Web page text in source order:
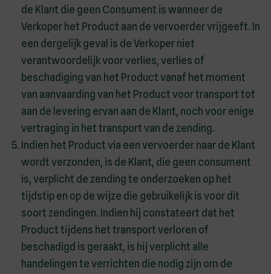
de Klant die geen Consument is wanneer de
Verkoper het Product aan de vervoerder vrijgeeft. In
een dergelijk geval is de Verkoper niet
verantwoordelijk voor verlies, verlies of
beschadiging van het Product vanaf het moment
van aanvaarding van het Product voor transport tot
aan de levering ervan aan de Klant, noch voor enige
vertraging in het transport van de zending.
Indien het Product via een vervoerder naar de Klant
wordt verzonden, is de Klant, die geen consument
is, verplicht de zending te onderzoeken op het
tijdstip en op de wijze die gebruikelijk is voor dit
soort zendingen. Indien hij constateert dat het
Product tijdens het transport verloren of
beschadigd is geraakt, is hij verplicht alle
handelingen te verrichten die nodig zijn om de